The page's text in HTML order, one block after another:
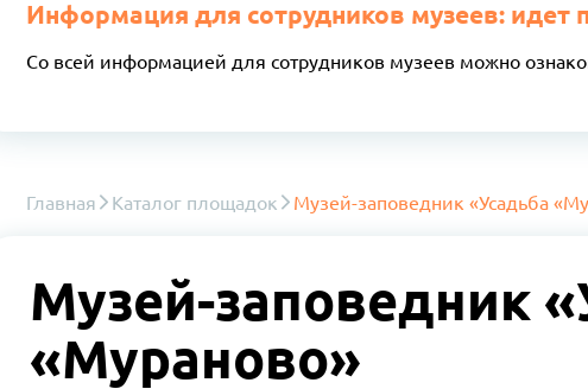
Информация для сотрудников музеев: идет
Со всей информацией для сотрудников музеев можно
Главная Каталог площадок Музей-заповедник «Усадьба
Музей-заповедник
«Мураново»